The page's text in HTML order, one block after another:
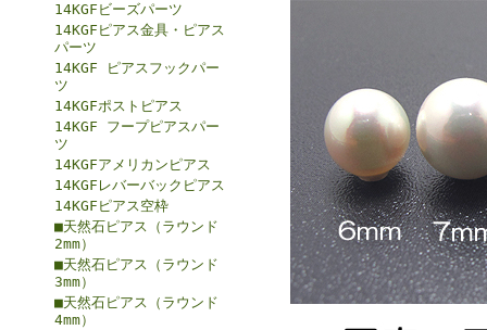
14KGFビーズパーツ
14KGFピアス金具・ピアス
パーツ
14KGF ピアスフックパー
ツ
14KGFポストピアス
14KGF フープピアスパー
ツ
14KGFアメリカンピアス
14KGFレバーバックピアス
14KGFピアス空枠
■天然石ピアス（ラウンド
2mm）
■天然石ピアス（ラウンド
3mm）
■天然石ピアス（ラウンド
4mm）